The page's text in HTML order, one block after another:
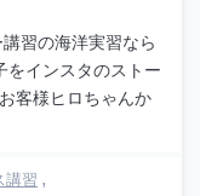
習の海洋実習なら
をインスタのストー
客様ヒロちゃんか
講習